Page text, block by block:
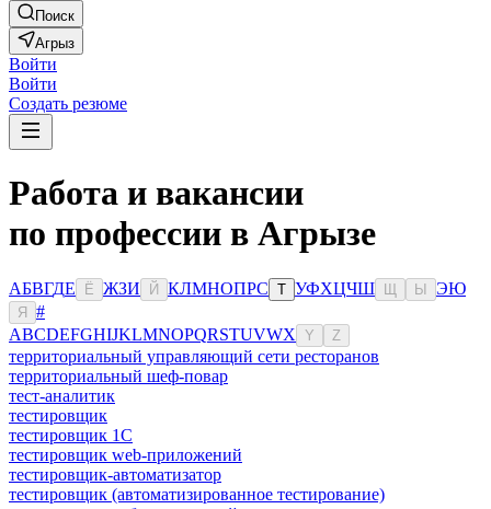
Поиск
Агрыз
Войти
Войти
Создать резюме
Работа и вакансии
по профессии в Агрызе
АБВГДЕ Ё ЖЗИ Й КЛМНОПРС Т УФХЦЧШ Ы ЭЮ
Я
#
ABCDEFGHIJKLMNOPQRSTUVWX Y Z
территориальный управляющий сети ресторанов
территориальный шеф-повар
тест-аналитик
тестировщик
тестировщик 1С
тестировщик web-приложений
тестировщик-автоматизатор
тестировщик (автоматизированное тестирование)